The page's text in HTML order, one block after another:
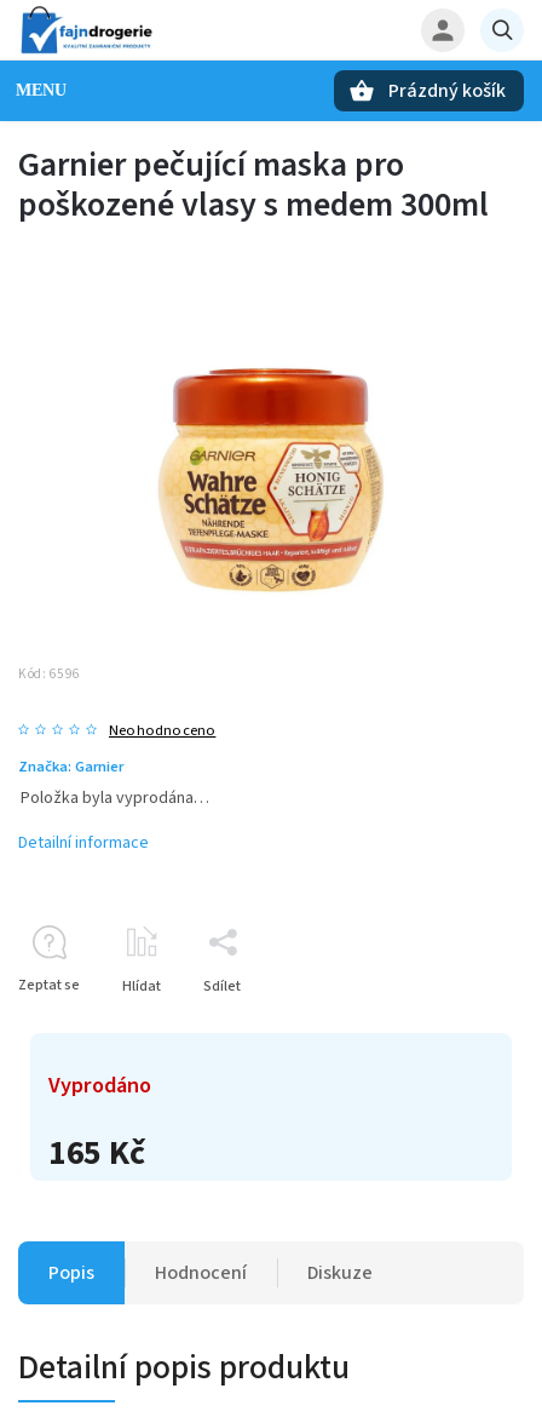
Prázdný košík
Garnier pečující maska pro
poškozené vlasy s medem 300ml
Kód: 6596
Neohodnoceno
Značka: Garnier
165 Kč
Vyprodáno
Položka byla vyprodána…
Detailní informace
Zeptat se Hlídat Sdílet
Popis Hodnocení Diskuze
Detailní popis produktu